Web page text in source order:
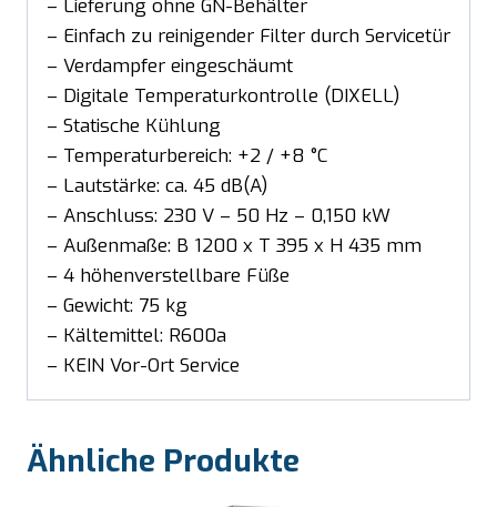
– Lieferung ohne GN-Behälter
– Einfach zu reinigender Filter durch Servicetür
– Verdampfer eingeschäumt
– Digitale Temperaturkontrolle (DIXELL)
– Statische Kühlung
– Temperaturbereich: +2 / +8 °C
– Lautstärke: ca. 45 dB(A)
– Anschluss: 230 V – 50 Hz – 0,150 kW
– Außenmaße: B 1200 x T 395 x H 435 mm
– 4 höhenverstellbare Füße
– Gewicht: 75 kg
– Kältemittel: R600a
– KEIN Vor-Ort Service
Ähnliche Produkte